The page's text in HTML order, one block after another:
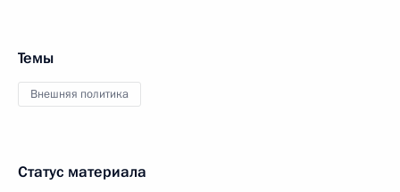
Темы
Внешняя политика
Статус материала